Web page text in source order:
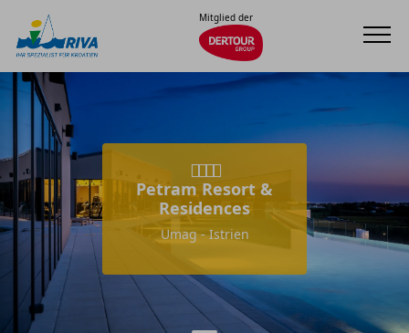
Mitglied der
Petram Resort &
Residences
Umag - Istrien